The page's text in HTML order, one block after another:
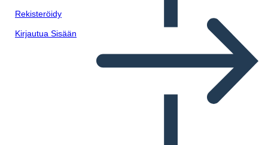
Rekisteröidy
Kirjautua Sisään